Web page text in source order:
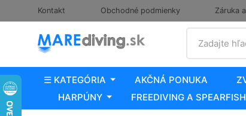
Kontakt Obchodné podmienky Záruka
Zadajte
☰ KATEGÓRIA AKČNÁ PONUKA
HARPÚNY
FREEDIVING A